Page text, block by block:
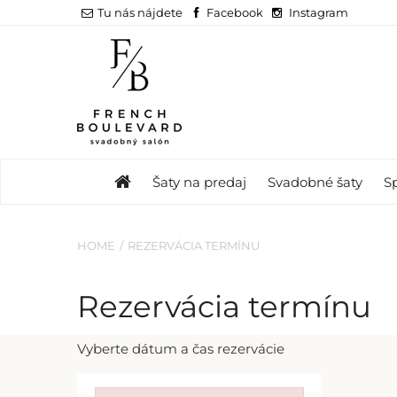
Tu nás nájdete Facebook Instagram
Šaty na predaj Svadobné šaty
HOME REZERVÁCIA TERMÍNU
Rezervácia termínu
Vyberte dátum a čas rezervácie